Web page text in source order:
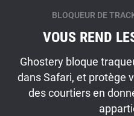
BLOQUEUR DE
VOUS REND
Ghostery bloque
dans Safari, et protège
des courtiers en